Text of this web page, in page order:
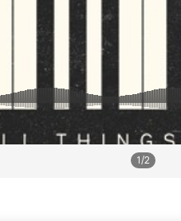
1/2